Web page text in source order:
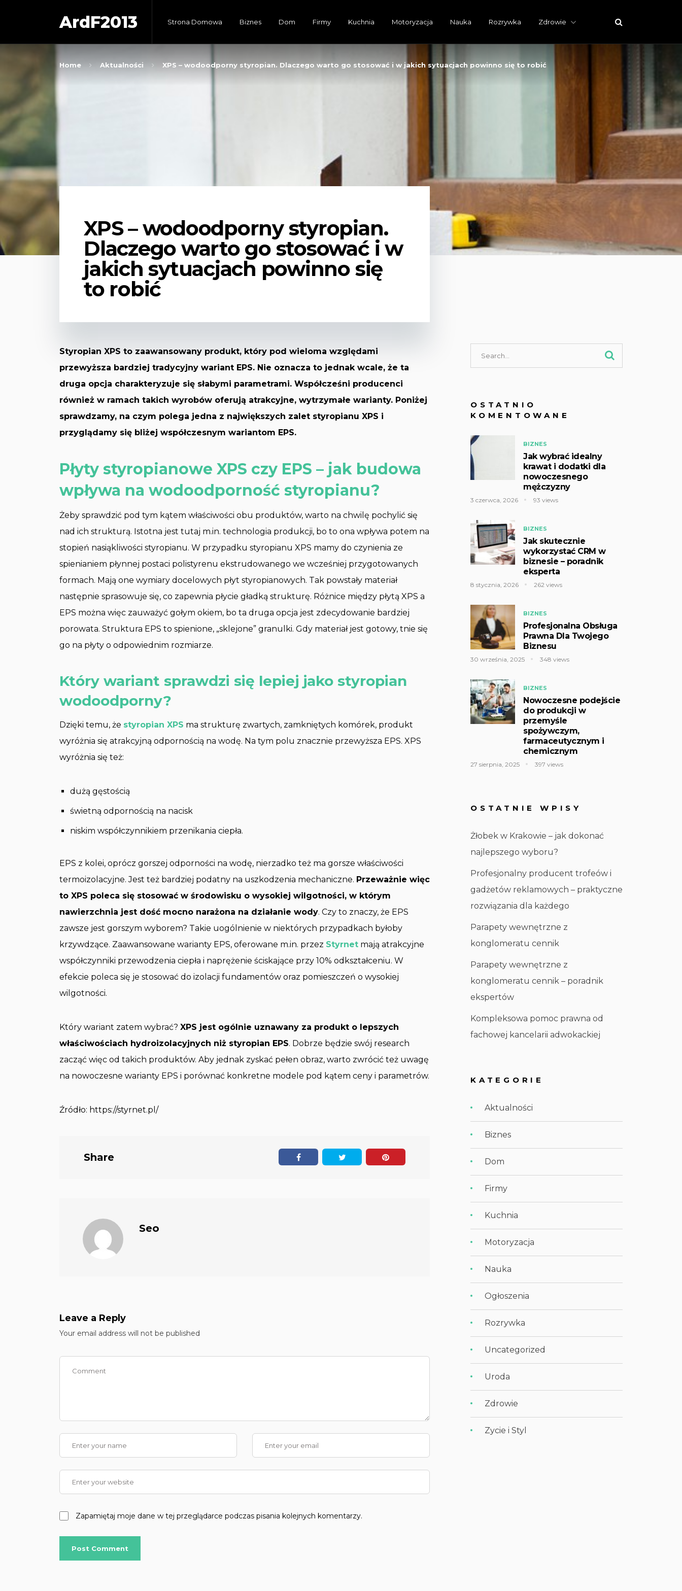
ArdF2013 Strona Domowa Biznes Dom Firmy Kuchnia Motoryzacja Nauka Rozrywka Zdrowie
Home Aktualności XPS – wodoodporny styropian. Dlaczego warto go stosować i w jakich sytuacjach powinno się to robić
XPS – wodoodporny styropian.
Dlaczego warto go stosować i w
jakich sytuacjach powinno się
to robić
Styropian XPS to zaawansowany produkt, który pod wieloma względami
przewyższa bardziej tradycyjny wariant EPS. Nie oznacza to jednak wcale, że ta
druga opcja charakteryzuje się słabymi parametrami. Współcześni producenci
również w ramach takich wyrobów oferują atrakcyjne, wytrzymałe warianty. Poniżej
sprawdzamy, na czym polega jedna z największych zalet styropianu XPS i
przyglądamy się bliżej współczesnym wariantom EPS.
Płyty styropianowe XPS czy EPS – jak budowa
wpływa na wodoodporność styropianu?
Żeby sprawdzić pod tym kątem właściwości obu produktów, warto na chwilę pochylić się
nad ich strukturą. Istotna jest tutaj m.in. technologia produkcji, bo to ona wpływa potem na
stopień nasiąkliwości styropianu. W przypadku styropianu XPS mamy do czynienia ze
spienianiem płynnej postaci polistyrenu ekstrudowanego we wcześniej przygotowanych
formach. Mają one wymiary docelowych płyt styropianowych. Tak powstały materiał
następnie sprasowuje się, co zapewnia płycie gładką strukturę. Różnice między płytą XPS a
EPS można więc zauważyć gołym okiem, bo ta druga opcja jest zdecydowanie bardziej
porowata. Struktura EPS to spienione, „sklejone” granulki. Gdy materiał jest gotowy, tnie się
go na płyty o odpowiednim rozmiarze.
Który wariant sprawdzi się lepiej jako styropian
wodoodporny?
Dzięki temu, że styropian XPS ma strukturę zwartych, zamkniętych komórek, produkt
wyróżnia się atrakcyjną odpornością na wodę. Na tym polu znacznie przewyższa EPS. XPS
wyróżnia się też:
dużą gęstością
świetną odpornością na nacisk
niskim współczynnikiem przenikania ciepła.
EPS z kolei, oprócz gorszej odporności na wodę, nierzadko też ma gorsze właściwości
termoizolacyjne. Jest też bardziej podatny na uszkodzenia mechaniczne. Przeważnie więc
to XPS poleca się stosować w środowisku o wysokiej wilgotności, w którym
nawierzchnia jest dość mocno narażona na działanie wody. Czy to znaczy, że EPS
zawsze jest gorszym wyborem? Takie uogólnienie w niektórych przypadkach byłoby
krzywdzące. Zaawansowane warianty EPS, oferowane m.in. przez Styrnet mają atrakcyjne
współczynniki przewodzenia ciepła i naprężenie ściskające przy 10% odkształceniu. W
efekcie poleca się je stosować do izolacji fundamentów oraz pomieszczeń o wysokiej
wilgotności.
Który wariant zatem wybrać? XPS jest ogólnie uznawany za produkt o lepszych
właściwościach hydroizolacyjnych niż styropian EPS. Dobrze będzie swój research
zacząć więc od takich produktów. Aby jednak zyskać pełen obraz, warto zwrócić też uwagę
na nowoczesne warianty EPS i porównać konkretne modele pod kątem ceny i parametrów.
Źródło: https://styrnet.pl/
Share
Seo
Leave a Reply
Your email address will not be published
Zapamiętaj moje dane w tej przeglądarce podczas pisania kolejnych komentarzy.
OSTATNIO
KOMENTOWANE
BIZNES
Jak wybrać idealny
krawat i dodatki dla
nowoczesnego
mężczyzny
3 czerwca, 2026 93 views
BIZNES
Jak skutecznie
wykorzystać CRM w
biznesie – poradnik
eksperta
8 stycznia, 2026 262 views
BIZNES
Profesjonalna Obsługa
Prawna Dla Twojego
Biznesu
30 września, 2025 348 views
BIZNES
Nowoczesne podejście
do produkcji w
przemyśle
spożywczym,
farmaceutycznym i
chemicznym
27 sierpnia, 2025 397 views
OSTATNIE WPISY
Żłobek w Krakowie – jak dokonać
najlepszego wyboru?
Profesjonalny producent trofeów i
gadżetów reklamowych – praktyczne
rozwiązania dla każdego
Parapety wewnętrzne z
konglomeratu cennik
Parapety wewnętrzne z
konglomeratu cennik – poradnik
ekspertów
Kompleksowa pomoc prawna od
fachowej kancelarii adwokackiej
KATEGORIE
Aktualności
Biznes
Dom
Firmy
Kuchnia
Motoryzacja
Nauka
Ogłoszenia
Rozrywka
Uncategorized
Uroda
Zdrowie
Zycie i Styl